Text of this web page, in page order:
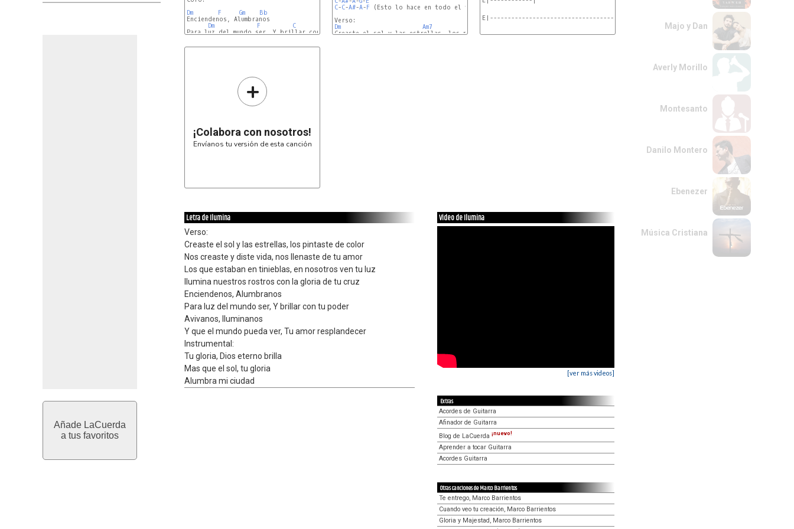
Añade LaCuerda
a tus favoritos
Dm
F Gm
Bb
Enciendenos, Alumbranos
Dm
F
C
C-C-A#-A-F (Esto lo hace en todo el verso)
Dm
Am7
E|----------------------------------------------------|
+
¡Colabora con nosotros!
Envíanos tu versión de esta canción
Letra de Ilumina
Verso:
Creaste el sol y las estrellas, los pintaste de color
Nos creaste y diste vida, nos llenaste de tu amor
Los que estaban en tinieblas, en nosotros ven tu luz
Ilumina nuestros rostros con la gloria de tu cruz
Enciendenos, Alumbranos
Para luz del mundo ser, Y brillar con tu poder
Avivanos, Iluminanos
Y que el mundo pueda ver, Tu amor resplandecer
Instrumental:
Tu gloria, Dios eterno brilla
Mas que el sol, tu gloria
Alumbra mi ciudad
Video de Ilumina
[ver más videos]
Extras
Acordes de Guitarra
Afinador de Guitarra
Blog de LaCuerda ¡nuevo!
Aprender a tocar Guitarra
Acordes Guitarra
Otras canciones de Marco Barrientos
Te entrego, Marco Barrientos
Cuando veo tu creación, Marco Barrientos
Gloria y Majestad, Marco Barrientos
Majo y Dan
Averly Morillo
Montesanto
Danilo Montero
Ebenezer
Música Cristiana